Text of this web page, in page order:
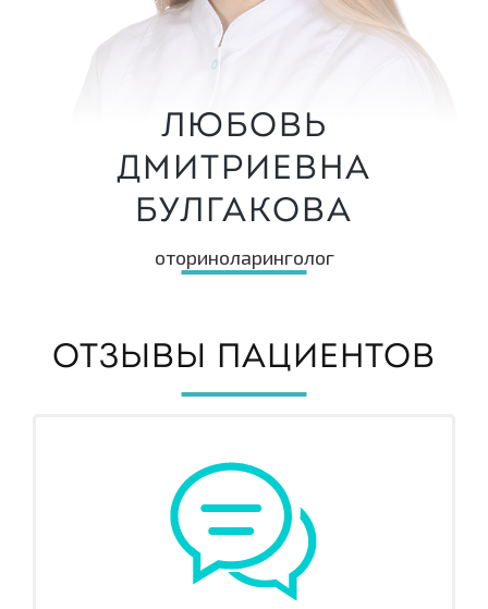
Любовь
Дмитриевна
Булгакова
оториноларинголог
ОТЗЫВЫ ПАЦИЕНТОВ